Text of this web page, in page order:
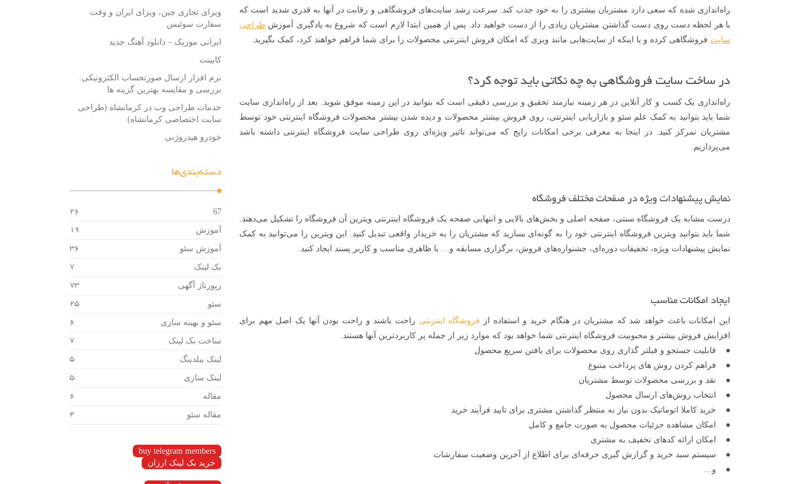
راه‌اندازی شده که سعی دارد مشتریان بیشتری را به خود جذب کند. سرعت رشد سایت‌های فروشگاهی و رقابت در آنها به قدری شدید است که
با هر لحظه دست روی دست گذاشتن مشتریان زیادی را از دست خواهید داد. پس از همین ابتدا لازم است که شروع به یادگیری آموزش طراحی
سایت فروشگاهی کرده و یا اینکه از سایت‌هایی مانند وبزی که امکان فروش اینترنتی محصولات را برای شما فراهم خواهند کرد، کمک بگیرید.
در ساخت سایت فروشگاهی به چه نکاتی باید توجه کرد؟
راه‌اندازی یک کسب و کار آنلاین در هر زمینه نیازمند تحقیق و بررسی دقیقی است که بتوانید در این زمینه موفق شوید. بعد از راه‌اندازی سایت
شما باید بتوانید به کمک علم سئو و بازاریابی اینترنتی، روی فروش بیشتر محصولات و دیده شدن بیشتر محصولات فروشگاه اینترنتی خود توسط
مشتریان تمرکز کنید. در اینجا به معرفی برخی امکانات رایج که می‌تواند تاثیر ویژه‌ای روی طراحی سایت فروشگاه اینترنتی داشته باشد
می‌پردازیم.
نمایش پیشنهادات ویژه در صفحات مختلف فروشگاه
درست مشابه یک فروشگاه سنتی، صفحه اصلی و بخش‌های بالایی و انتهایی صفحه یک فروشگاه اینترنتی ویترین آن فروشگاه را تشکیل می‌دهند.
شما باید بتوانید ویترین فروشگاه اینترنتی خود را به گونه‌ای بسازید که مشتریان را به خریدار واقعی تبدیل کنید. این ویترین را می‌توانید به کمک
نمایش پیشنهادات ویژه، تخفیفات دوره‌ای، جشنواره‌های فروش، برگزاری مسابقه و… با ظاهری مناسب و کاربر پسند ایجاد کنید.
ایجاد امکانات مناسب
این امکانات باعث خواهد شد که مشتریان در هنگام خرید و استفاده از فروشگاه اینترنتی راحت باشند و راحت بودن آنها یک اصل مهم برای
افزایش فروش بیشتر و محبوبیت فروشگاه اینترنتی شما خواهد بود که موارد زیر از جمله پر کاربردترین آنها هستند.
● قابلیت جستجو و فیلتر گذاری روی محصولات برای یافتن سریع محصول
● فراهم کردن روش های پرداخت متنوع
● نقد و بررسی محصولات توسط مشتریان
● انتخاب روش‌های ارسال محصول
● خرید کاملا اتوماتیک بدون نیاز به منتظر گذاشتن مشتری برای تایید فرآیند خرید
● امکان مشاهده جزئیات محصول به صورت جامع و کامل
● امکان ارائه کدهای تخفیف به مشتری
● سیستم سبد خرید و گزارش گیری حرفه‌ای برای اطلاع از آخرین وضعیت سفارشات
● و…
ویزای تجاری چین، ویزای ایران و وقت
سفارت سوئیس
ایرانی موزیک – دانلود آهنگ جدید
کابینت
نرم افزار ارسال صورتحساب الکترونیکی:
بررسی و مقایسه بهترین گزینه ها
خدمات طراحی وب در کرمانشاه (طراحی
سایت اختصاصی کرمانشاه)
خودرو هیدروژنی
دسته‌بندی‌ها
67
26
آموزش 19
آموزش سئو 36
بک لینک 7
رپورتاژ آگهی 73
سئو 25
سئو و بهینه سازی 6
ساخت بک لینک 7
لینک بیلدینگ 5
لینک سازی 5
مقاله 6
مقاله سئو 4
buy telegram members
خرید بک لینک ارزان